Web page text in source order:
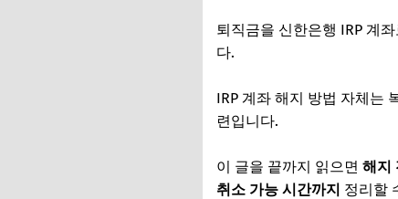
퇴직금을 신한은행 IRP 계
다.
IRP 계좌 해지 방법 자체는
련입니다.
이 글을 끝까지 읽으면 해지
취소 가능 시간까지 정리할